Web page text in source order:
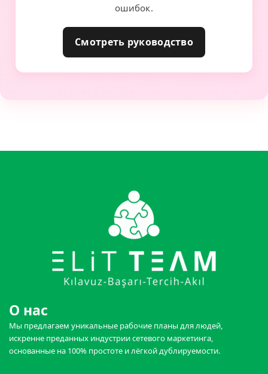
ошибок.
Смотреть руководство
О нас
Мы предлагаем уникальные рабочие планы для людей,
искренне преданных индустрии сетевого маркетинга,
основанные на 100% простоте и лёгкой дублируемости.